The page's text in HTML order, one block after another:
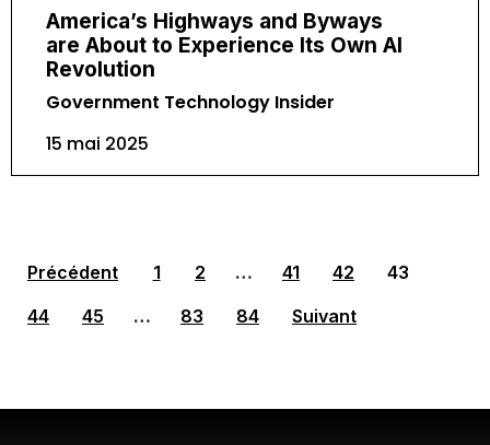
America’s Highways and Byways
are About to Experience Its Own AI
Revolution
Government Technology Insider
15 mai 2025
Précédent 1 2 … 41 42
43
44
45 … 83 84 Suivant